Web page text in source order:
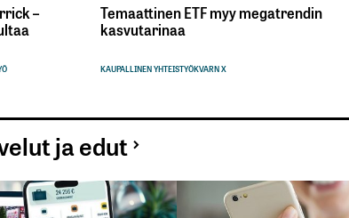
– Temaattinen ETF myy megatrendin
kasvutarinaa
KAUPALLINEN YHTEISTYÖKVARN X
ja edut